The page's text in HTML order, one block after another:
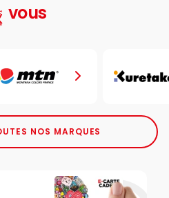
vous
NOS MARQUES